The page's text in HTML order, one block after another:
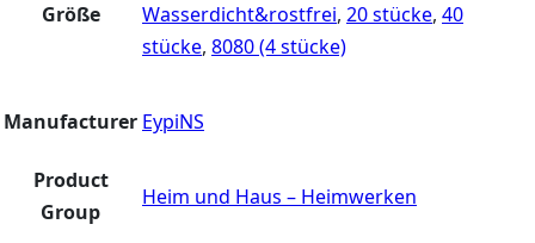
Größe
Wasserdicht&rostfrei, 20 stücke, 40
stücke, 8080 (4 stücke)
Manufacturer EypiNS
Product
Group
Heim und Haus – Heimwerken